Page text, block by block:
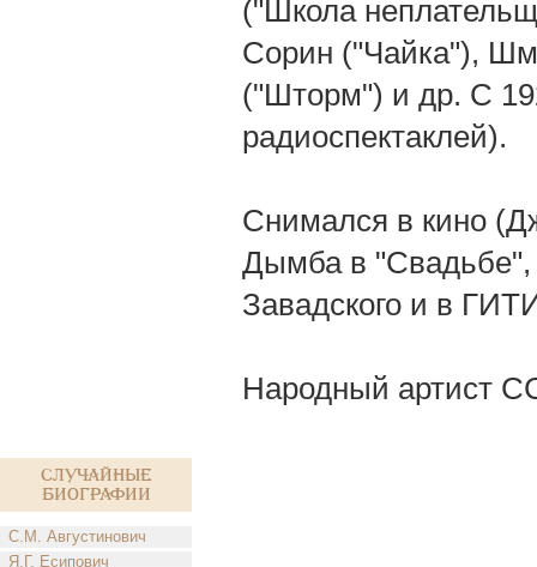
Случайные
биографии
С.М. Августинович
Я.Г. Есипович
("Школа
Сорин ("Чайка"),
("Шторм") и др. С
радиоспектаклей).
Снимался в кино
Дымба в "Свадьбе",
Завадского и в
Народный артист